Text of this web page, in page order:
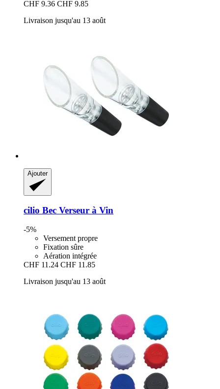
CHF 9.36 CHF 9.85
Livraison jusqu'au 13 août
Ajouter
cilio Bec Verseur à Vin
-5%
Versement propre
Fixation sûre
Aération intégrée
CHF 11.24 CHF 11.85
Livraison jusqu'au 13 août